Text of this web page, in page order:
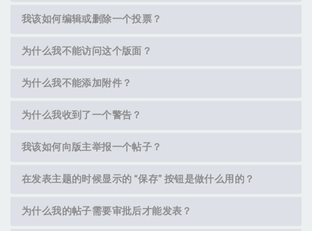
我该如何编辑或删除一个投票？
为什么我不能访问这个版面？
为什么我不能添加附件？
为什么我收到了一个警告？
我该如何向版主举报一个帖子？
在发表主题的时候显示的 “保存” 按钮是做什么用的？
为什么我的帖子需要审批后才能发表？